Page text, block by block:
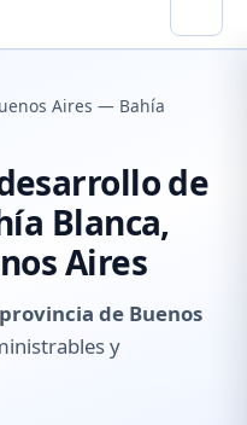
Aires — Bahía
de
Blanca,
Aires
de Buenos
y